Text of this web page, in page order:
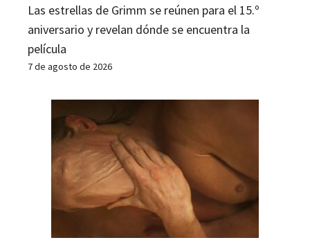
Las estrellas de Grimm se reúnen para el 15.º
aniversario y revelan dónde se encuentra la
película
7 de agosto de 2026